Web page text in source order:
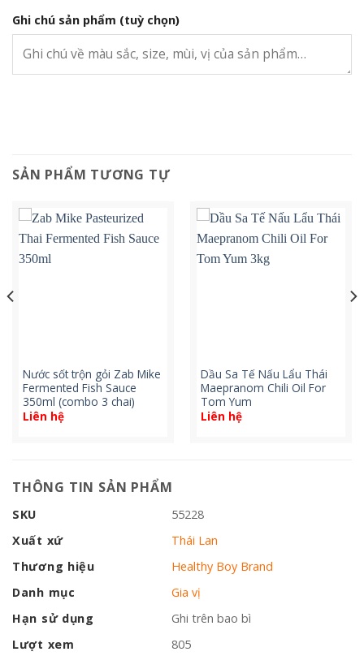
Ghi chú sản phẩm (tuỳ chọn)
SẢN PHẨM TƯƠNG TỰ
Nước sốt trộn gỏi Zab Mike
Fermented Fish Sauce
350ml (combo 3 chai)
Liên hệ
Dầu Sa Tế Nấu Lẩu Thái
Maepranom Chili Oil For
Tom Yum
Liên hệ
THÔNG TIN SẢN PHẨM
SKU
55228
Xuất xứ
Thái Lan
Thương hiệu
Healthy Boy Brand
Danh mục
Gia vị
Hạn sử dụng
Ghi trên bao bì
Lượt xem
805